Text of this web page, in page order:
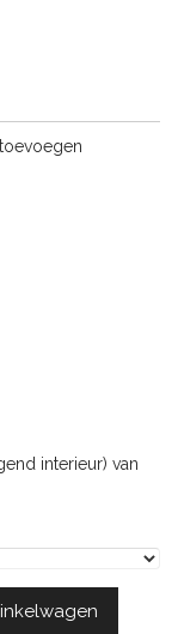
interieur) van